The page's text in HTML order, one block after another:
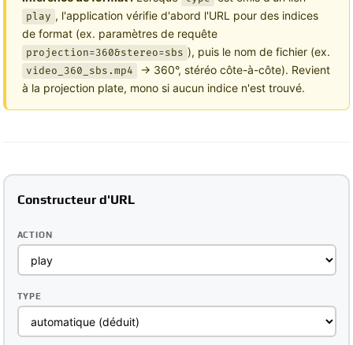
play , l'application vérifie d'abord l'URL pour des indices
de format (ex. paramètres de requête
projection=360&stereo=sbs ), puis le nom de fichier (ex.
video_360_sbs.mp4
→ 360°, stéréo côte-à-côte). Revient
à la projection plate, mono si aucun indice n'est trouvé.
Constructeur d'URL
ACTION
TYPE